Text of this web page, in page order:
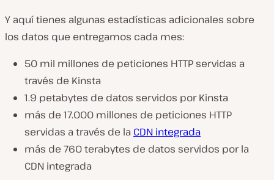
Y aquí tienes algunas estadísticas adicionales sobre
los datos que entregamos cada mes:
50 mil millones de peticiones HTTP servidas a
través de Kinsta
1.9 petabytes de datos servidos por Kinsta
más de 17.000 millones de peticiones HTTP
servidas a través de la CDN integrada
más de 760 terabytes de datos servidos por la
CDN integrada